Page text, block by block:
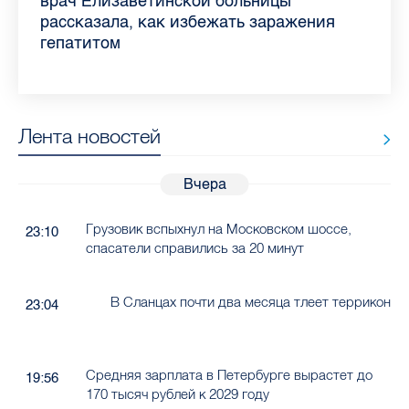
Ленобласти во II квартале 2026 года
рассказала, как избежать заражения
гепатитом
конкурс
работающих родителей
главные вопросы о заболевании
в жару
Лента новостей
Вчера
23:10
Грузовик вспыхнул на Московском шоссе,
спасатели справились за 20 минут
23:04 В Сланцах почти два месяца тлеет террикон
19:56
Средняя зарплата в Петербурге вырастет до
170 тысяч рублей к 2029 году